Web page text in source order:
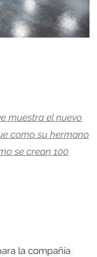
muestra el nuevo
como su hermano
se crean 100
la compañía